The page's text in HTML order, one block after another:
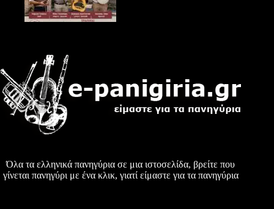
Όλα τα ελληνικά πανηγύρια σε μια ιστοσελίδα, βρείτε που
γίνεται πανηγύρι με ένα κλικ, γιατί είμαστε για τα πανηγύρια